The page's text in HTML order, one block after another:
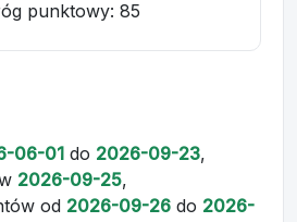
punktowy: 85
06-01 do 2026-09-23,
2026-09-25,
od 2026-09-26 do 2026-